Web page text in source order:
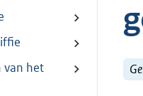
van het